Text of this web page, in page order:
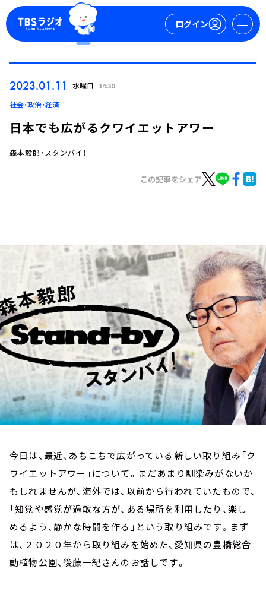
ログイン
トピックス
TBS Podcast
お知らせ
イベント・グッズ
YouTube
会社情報
2023.01.11 水曜日 14:30
社会・政治・経済
日本でも広がるクワイエットアワー
森本毅郎・スタンバイ！
この記事をシェア
今日は、最近、あちこちで広がっている新しい取り組み「ク
ワイエットアワー」について。まだあまり馴染みがないか
もしれませんが、海外では、以前から行われていたもので、
「知覚や感覚が過敏な方が、ある場所を利用したり、楽し
めるよう、静かな時間を作る」という取り組みです。まず
は、２０２０年から取り組みを始めた、愛知県の豊橋総合
動植物公園、後藤一紀さんのお話しです。